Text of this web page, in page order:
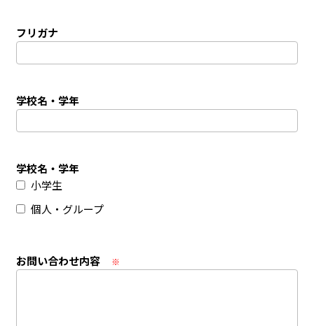
フリガナ
学校名・学年
学校名・学年
小学生
個人・グループ
お問い合わせ内容 ※